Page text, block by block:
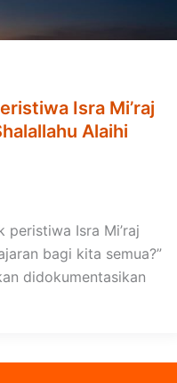
Isra Mi’raj
Alaihi
peristiwa Isra Mi’raj
bagi kita semua?”
didokumentasikan